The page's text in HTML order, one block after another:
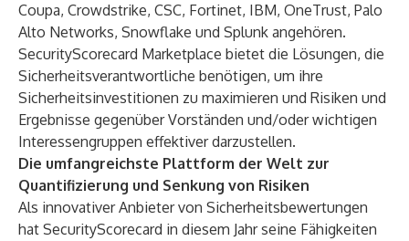
Coupa, Crowdstrike, CSC, Fortinet, IBM, OneTrust, Palo
Alto Networks, Snowflake und Splunk angehören.
SecurityScorecard Marketplace bietet die Lösungen, die
Sicherheitsverantwortliche benötigen, um ihre
Sicherheitsinvestitionen zu maximieren und Risiken und
Ergebnisse gegenüber Vorständen und/oder wichtigen
Interessengruppen effektiver darzustellen.
Die umfangreichste Plattform der Welt zur
Quantifizierung und Senkung von Risiken
Als innovativer Anbieter von Sicherheitsbewertungen
hat SecurityScorecard in diesem Jahr seine Fähigkeiten